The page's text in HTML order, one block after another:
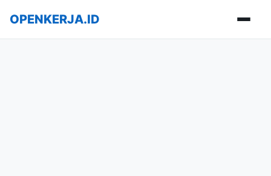
OPENKERJA.ID